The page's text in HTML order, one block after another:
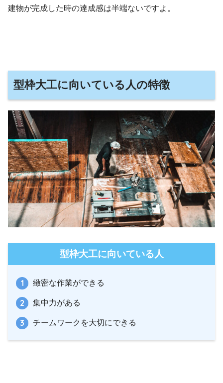
建物が完成した時の達成感は半端ないですよ。
型枠大工に向いている人の特徴
型枠大工に向いている人
緻密な作業ができる
集中力がある
チームワークを大切にできる